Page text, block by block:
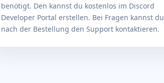
benötigt. Den kannst du kostenlos im Discord
Developer Portal erstellen. Bei Fragen kannst du
nach der Bestellung den Support kontaktieren.